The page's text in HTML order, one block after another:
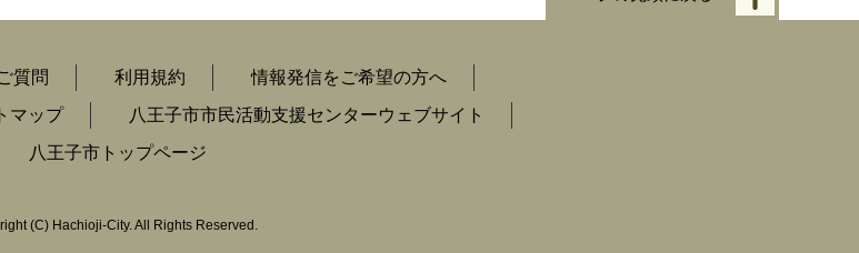
質問 利用規約
情報発信をご希望の方へ
マップ
八王子市市民活動支援センターウェブサイト
八王子市トップページ
(C) Hachioji-City. All Rights Reserved.